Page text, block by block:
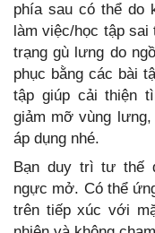
phía sau có thể do
làm việc/học tập
trạng gù lưng do
phục bằng các bài
tập giúp cải thiện
giảm mỡ vùng
áp dụng nhé.
Bạn duy trì tư thế
ngực mở. Có thể
trên tiếp xúc với